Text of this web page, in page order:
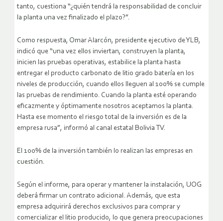
tanto, cuestiona “¿quién tendrá la responsabilidad de concluir
la planta una vez finalizado el plazo?”.
Como respuesta, Omar Alarcón, presidente ejecutivo de YLB,
indicó que “una vez ellos inviertan, construyen la planta,
inicien las pruebas operativas, estabilice la planta hasta
entregar el producto carbonato de litio grado batería en los
niveles de producción, cuando ellos lleguen al 100% se cumple
las pruebas de rendimiento. Cuando la planta esté operando
eficazmente y óptimamente nosotros aceptamos la planta.
Hasta ese momento el riesgo total de la inversión es de la
empresa rusa”, informó al canal estatal Bolivia TV.
El 100% de la inversión también lo realizan las empresas en
cuestión.
Según el informe, para operar y mantener la instalación, UOG
deberá firmar un contrato adicional. Además, que esta
empresa adquirirá derechos exclusivos para comprar y
comercializar el litio producido, lo que genera preocupaciones